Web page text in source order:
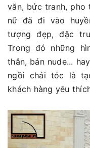
văn, bức tranh, pho
nữ đã đi vào
tượng đẹp, đặc
Trong đó những
thân, bán nude...
ngồi chải tóc là
khách hàng yêu